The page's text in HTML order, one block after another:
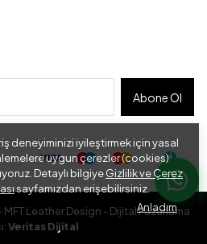
deneyiminizi iyileştirmek için yasal
uygun çerezler (cookies)
Detaylı bilgiyeGizlilik ve Çerez
sayfamızdan erişebilirsiniz.
Anladım
Abone Ol
MFT Leather Design - Dijital Pazarlama
Veritas Dijital